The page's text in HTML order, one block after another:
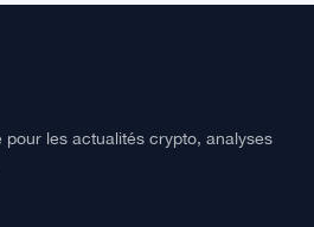
les actualités crypto, analyses